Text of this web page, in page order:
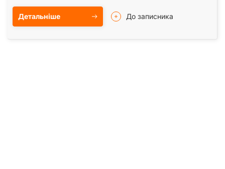
Детальніше До записника